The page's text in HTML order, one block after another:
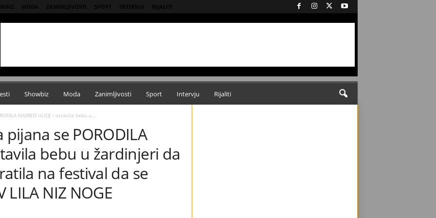
MODA ZANIMLJIVOSTI SPORT INTERVJU RIJALITI
Showbiz Moda Zanimljivosti Sport Intervju Rijaliti
NASRED ULICE i ostavila bebu u...
se PORODILA
bebu u žardinjeri da
na festival da se
LILA NIZ NOGE